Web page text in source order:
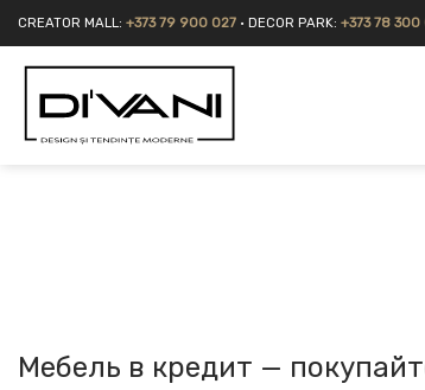
Skip
to
content
CREATOR MALL: +373 79 900 027 • DECOR PARK: +373 78 300
Мебель в кредит —